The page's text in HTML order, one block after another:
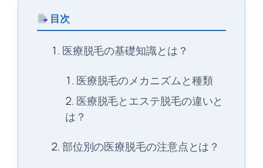
目次
医療脱毛の基礎知識とは？
医療脱毛のメカニズムと種類
医療脱毛とエステ脱毛の違いと
は？
部位別の医療脱毛の注意点とは？